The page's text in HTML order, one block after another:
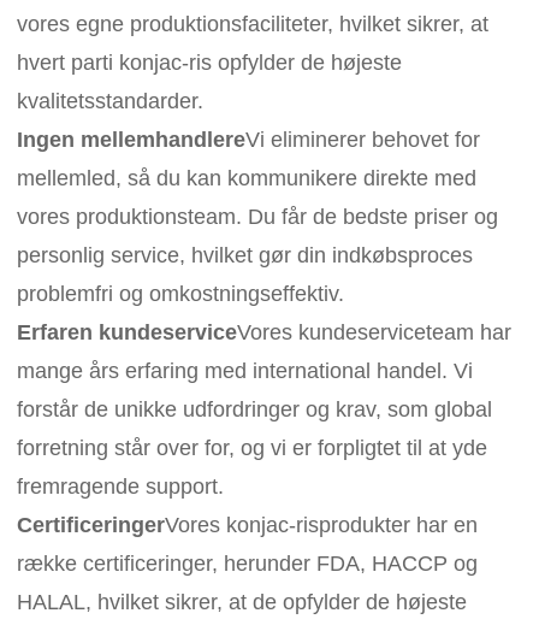
vores egne produktionsfaciliteter, hvilket sikrer, at
hvert parti konjac-ris opfylder de højeste
kvalitetsstandarder.
Ingen mellemhandlereVi eliminerer behovet for
mellemled, så du kan kommunikere direkte med
vores produktionsteam. Du får de bedste priser og
personlig service, hvilket gør din indkøbsproces
problemfri og omkostningseffektiv.
Erfaren kundeserviceVores kundeserviceteam har
mange års erfaring med international handel. Vi
forstår de unikke udfordringer og krav, som global
forretning står over for, og vi er forpligtet til at yde
fremragende support.
CertificeringerVores konjac-risprodukter har en
række certificeringer, herunder FDA, HACCP og
HALAL, hvilket sikrer, at de opfylder de højeste